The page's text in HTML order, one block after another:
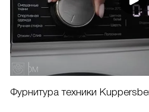
Фурнитура техники